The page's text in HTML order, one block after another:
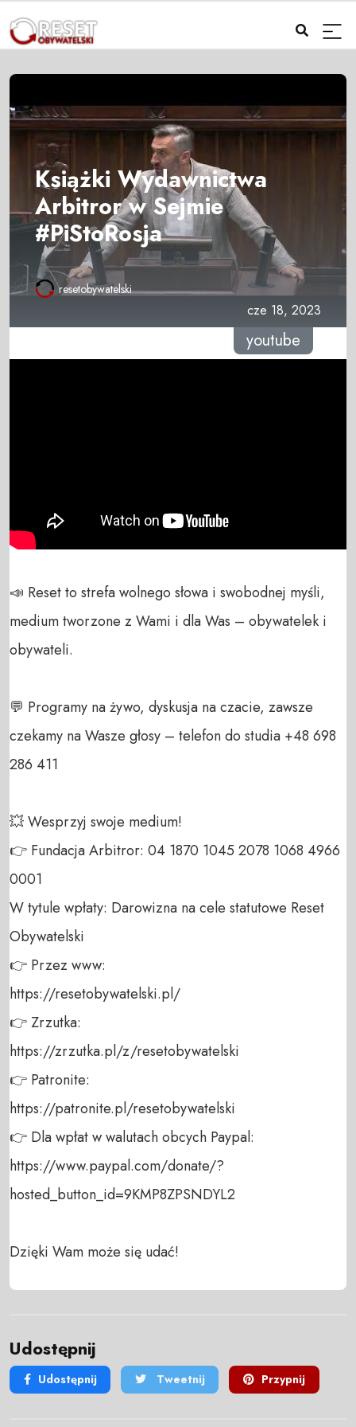
Książki Wydawnictwa
Arbitror w Sejmie
#PiStoRosja
resetobywatelski
cze 18, 2023
youtube
📣 Reset to strefa wolnego słowa i swobodnej myśli,
medium tworzone z Wami i dla Was – obywatelek i
obywateli.
💬 Programy na żywo, dyskusja na czacie, zawsze
czekamy na Wasze głosy – telefon do studia +48 698
286 411
💥 Wesprzyj swoje medium!
👉 Fundacja Arbitror: 04 1870 1045 2078 1068 4966
0001
W tytule wpłaty: Darowizna na cele statutowe Reset
Obywatelski
👉 Przez www:
https://resetobywatelski.pl/
👉 Zrzutka:
https://zrzutka.pl/z/resetobywatelski
👉 Patronite:
https://patronite.pl/resetobywatelski
👉 Dla wpłat w walutach obcych Paypal:
https://www.paypal.com/donate/?
hosted_button_id=9KMP8ZPSNDYL2
Dzięki Wam może się udać!
Udostępnij
Udostępnij Tweetnij Przypnij